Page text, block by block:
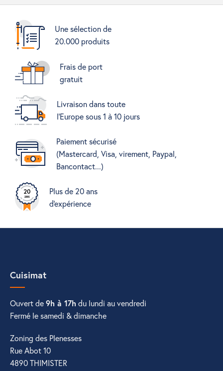
Une sélection de
20.000 produits
Frais de port
gratuit
Livraison dans toute
l'Europe sous 1 à 10 jours
Paiement sécurisé
(Mastercard, Visa, virement, Paypal,
Bancontact...)
Plus de 20 ans
d'expérience
Cuisimat
Ouvert de9h à 17h du lundi au vendredi
Fermé le samedi & dimanche
Zoning des Plenesses
Rue Abot 10
4890 THIMISTER